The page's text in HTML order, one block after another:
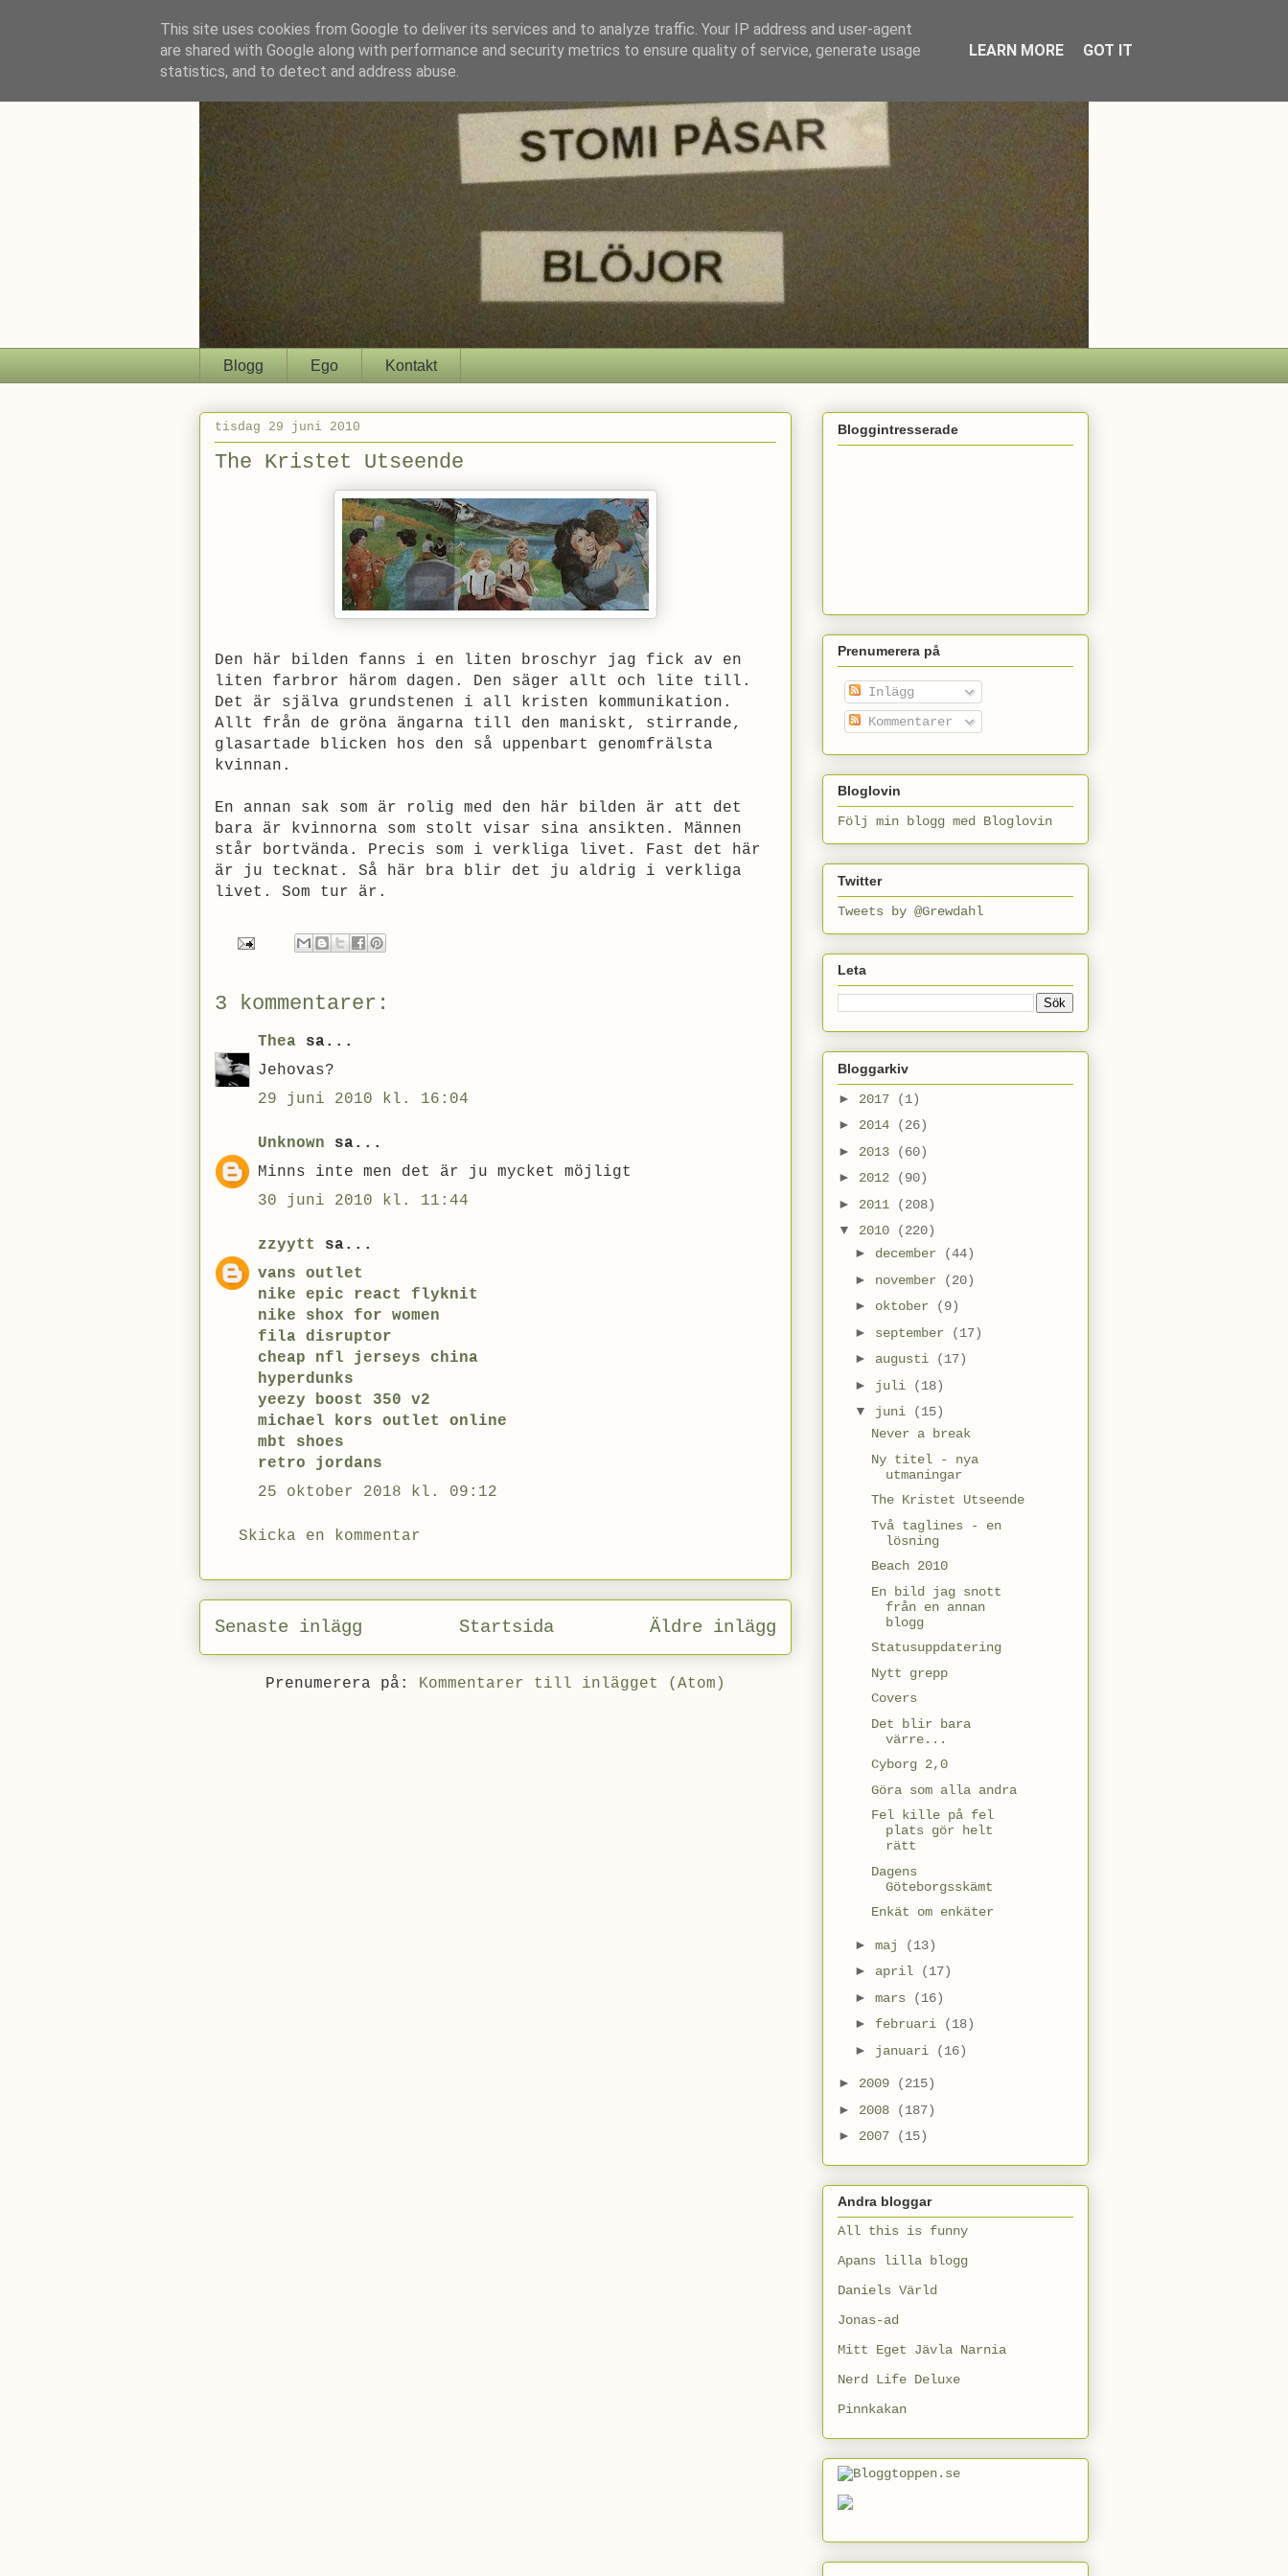
Blogg Ego Kontakt
tisdag 29 juni 2010
The Kristet Utseende
Den här bilden fanns i en liten broschyr jag fick av en
liten farbror härom dagen. Den säger allt och lite till.
Det är själva grundstenen i all kristen kommunikation.
Allt från de gröna ängarna till den maniskt, stirrande,
glasartade blicken hos den så uppenbart genomfrälsta
kvinnan.
En annan sak som är rolig med den här bilden är att det
bara är kvinnorna som stolt visar sina ansikten. Männen
står bortvända. Precis som i verkliga livet. Fast det här
är ju tecknat. Så här bra blir det ju aldrig i verkliga
livet. Som tur är.
3 kommentarer:
Thea sa...
Jehovas?
29 juni 2010 kl. 16:04
Unknown sa...
Minns inte men det är ju mycket möjligt
30 juni 2010 kl. 11:44
zzyytt
sa...
vans outlet
nike epic react flyknit
nike shox for women
fila disruptor
cheap nfl jerseys china
hyperdunks
yeezy boost 350 v2
michael kors outlet online
mbt shoes
retro jordans
25 oktober 2018 kl. 09:12
Skicka en kommentar
Senaste inlägg Äldre inlägg
Startsida
Prenumerera på: Kommentarer till inlägget (Atom)
Bloggintresserade
Prenumerera på
Inlägg
Kommentarer
Bloglovin
Följ min blogg med Bloglovin
Twitter
Tweets by @Grewdahl
Leta
Bloggarkiv
► 2017
(1)
► 2014
(26)
► 2013
(60)
► 2012
(90)
► 2011
(208)
▼ 2010
(220)
► december
(44)
► november
(20)
► oktober
(9)
► september
(17)
► augusti
(17)
► juli
(18)
▼ juni
(15)
Never a break
Ny titel - nya
utmaningar
The Kristet Utseende
Två taglines - en
lösning
Beach 2010
En bild jag snott
från en annan
blogg
Statusuppdatering
Nytt grepp
Covers
Det blir bara
värre...
Cyborg 2,0
Göra som alla andra
Fel kille på fel
plats gör helt
rätt
Dagens
Göteborgsskämt
Enkät om enkäter
► maj
(13)
► april
(17)
► mars
(16)
► februari
(18)
► januari (16)
► 2009
(215)
► 2008
(187)
► 2007 (15)
Andra bloggar
All this is funny
Apans lilla blogg
Daniels Värld
Jonas-ad
Mitt Eget Jävla Narnia
Nerd Life Deluxe
Pinnkakan
This site uses cookies from Google to deliver its services and to analyze traffic. Your IP address and user-agent
are shared with Google along with performance and security metrics to ensure quality of service, generate usage
statistics, and to detect and address abuse.
LEARN MORE GOT IT